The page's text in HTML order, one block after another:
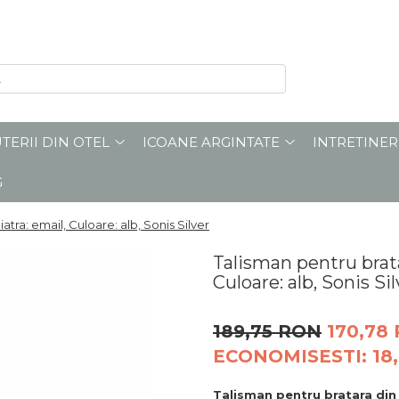
DIN OTEL ICOANE ARGINTATE
email, Culoare: alb, Sonis Silver
Talisman pentru
Culoare: alb, Sonis
189,75 RON 170,78
ECONOMISESTI:
Talisman pentru bratara